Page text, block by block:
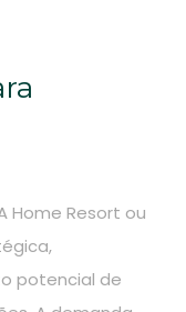
Home Resort ou
potencial de